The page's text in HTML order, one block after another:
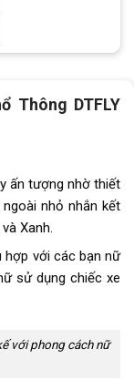
Thông DTFLY
ấn tượng nhờ thiết
nhỏ nhắn kết
Xanh.
hợp với các bạn nữ
sử dụng chiếc xe
với phong cách nữ